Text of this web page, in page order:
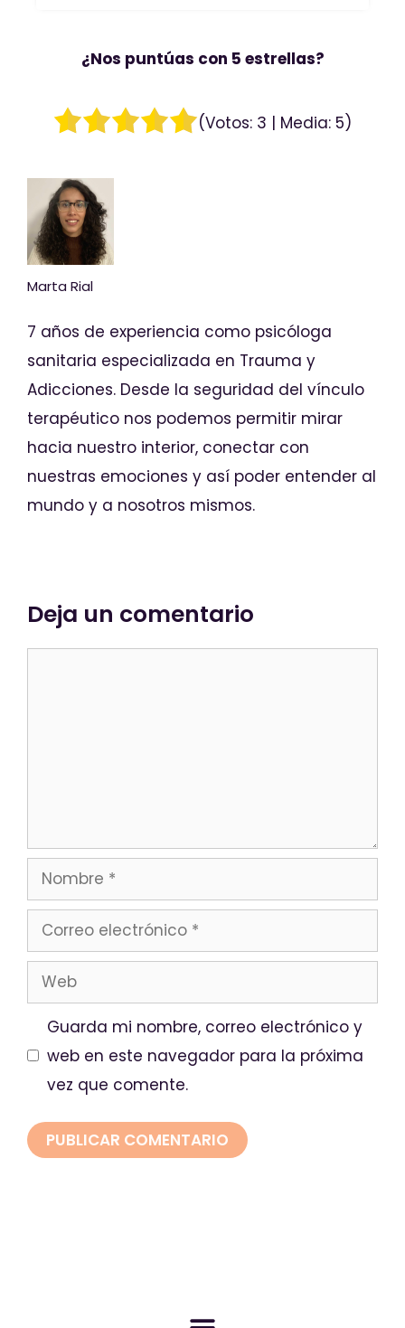
¿Nos puntúas con 5 estrellas?
(Votos: 3 | Media: 5)
Marta Rial
7 años de experiencia como psicóloga
sanitaria especializada en Trauma y
Adicciones. Desde la seguridad del vínculo
terapéutico nos podemos permitir mirar
hacia nuestro interior, conectar con
nuestras emociones y así poder entender al
mundo y a nosotros mismos.
Deja un comentario
Guarda mi nombre, correo electrónico y
web en este navegador para la próxima
vez que comente.